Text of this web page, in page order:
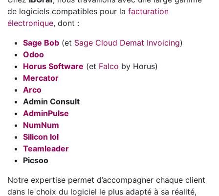
de logiciels compatibles pour la facturation
électronique, dont :
Sage Bob (et Sage Cloud Demat Invoicing)
Odoo
Horus Software (et Falco by Horus)
Mercator
Arco
Admin Consult
AdminPulse
NumNum
Silicon IoI
Teamleader
Picsoo
Notre expertise permet d’accompagner chaque client
dans le choix du logiciel le plus adapté à sa réalité,